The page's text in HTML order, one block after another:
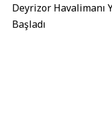
Deyrizor Havalimanı
Başladı